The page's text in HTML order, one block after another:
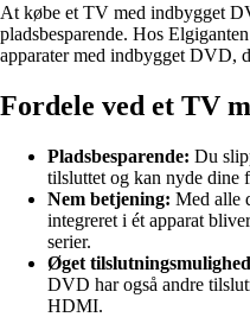
At købe et TV med indbygget
pladsbesparende. Hos
apparater med indbygget DVD,
Fordele ved et TV
Pladsbesparende: Du
tilsluttet og kan nyde dine
Nem betjening: Med alle
integreret i ét apparat
serier.
Øget
DVD har også andre
HDMI.